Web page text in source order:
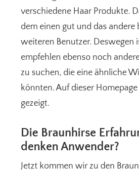
verschiedene Haar Produkte.
dem einen gut und das andere
weiteren Benutzer. Deswegen
empfehlen ebenso noch
zu suchen, die eine ähnliche
könnten. Auf dieser
gezeigt.
Die Braunhirse
denken Anwender?
Jetzt kommen wir zu den